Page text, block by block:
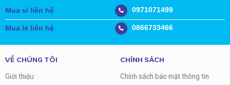
Mua sỉ liên hệ 0971071499
Mua lẻ liên hệ 0866733466
VỀ CHÚNG TÔI
Giới thiệu
CHÍNH SÁCH
Chính sách bảo mật thông tin